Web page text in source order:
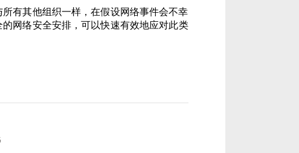
有其他组织一样，在假设网络事件会不幸
网络安全安排，可以快速有效地应对此类